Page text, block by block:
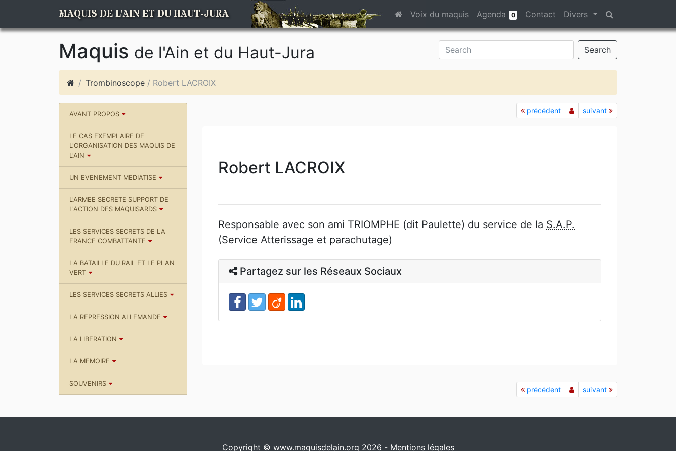
MAQUIS DE L'AIN ET DU HAUT-JURA Voix du maquis Agenda 0 Contact Divers
Search
Maquis de l'Ain et du Haut-Jura
Trombinoscope / Robert LACROIX
AVANT PROPOS
LE CAS EXEMPLAIRE DE
L'ORGANISATION DES MAQUIS DE
L'AIN
UN EVENEMENT MEDIATISE
L'ARMEE SECRETE SUPPORT DE
L'ACTION DES MAQUISARDS
LES SERVICES SECRETS DE LA
FRANCE COMBATTANTE
LA BATAILLE DU RAIL ET LE PLAN
VERT
LES SERVICES SECRETS ALLIES
LA REPRESSION ALLEMANDE
LA LIBERATION
LA MEMOIRE
SOUVENIRS
précédent suivant
Robert LACROIX
Responsable avec son ami TRIOMPHE (dit Paulette) du service de la S.A.P.
(Service Atterissage et parachutage)
Partagez sur les Réseaux Sociaux
précédent suivant
Copyright © www.maquisdelain.org 2026 - Mentions légales